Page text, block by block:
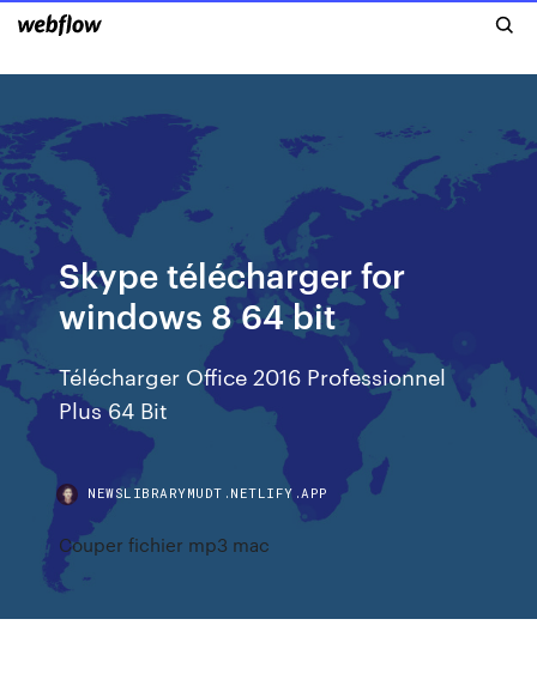
Skype télécharger for
windows 8 64 bit
Télécharger Office 2016 Professionnel
Plus 64 Bit
NEWSLIBRARYMUDT.NETLIFY.APP
Couper fichier mp3 mac